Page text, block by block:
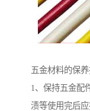
五金材料的保养
1、保持五金配
渍等使用完后应